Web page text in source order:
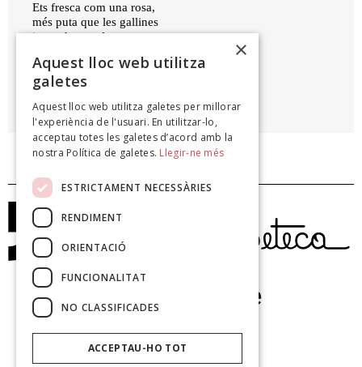
Ets fresca com una rosa,
més puta que les gallines
i pesada com la prosa
Poemes satírics, 1989
×
Aquest lloc web utilitza
galetes
Aquest lloc web utilitza galetes per millorar
l'experiència de l'usuari. En utilitzar-lo,
acceptau totes les galetes d’acord amb la
nostra Política de galetes. Llegir-ne més
ESTRICTAMENT NECESSÀRIES
RENDIMENT
ORIENTACIÓ
FUNCIONALITAT
NO CLASSIFICADES
ACCEPTAU-HO TOT